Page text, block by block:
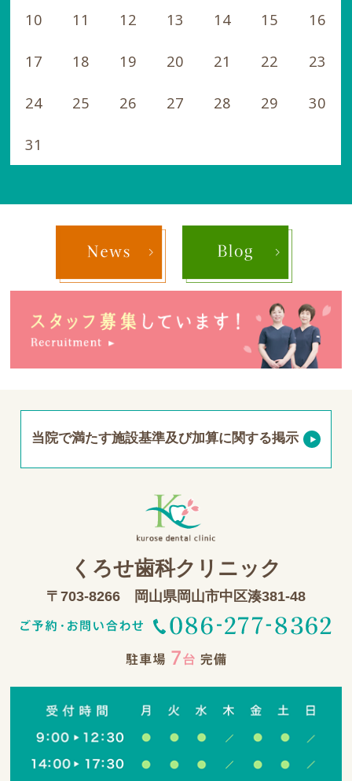
10 11 12 13 14 15 16
17 18 19 20 21 22 23
24 25 26 27 28 29 30
31
当院で満たす施設基準及び加算に関する掲示
くろせ歯科クリニック
〒703-8266 岡山県岡山市中区湊381-48